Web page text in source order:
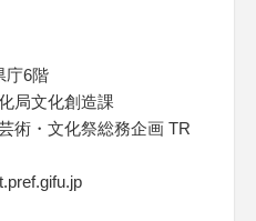
庁6階
局文化創造課
術・文化祭総務企画 TR